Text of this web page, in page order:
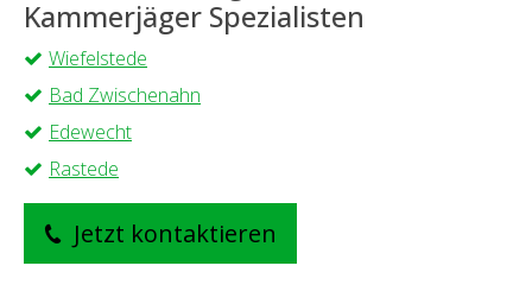
Kammerjäger Spezialisten
Wiefelstede
Bad Zwischenahn
Edewecht
Rastede
Jetzt kontaktieren